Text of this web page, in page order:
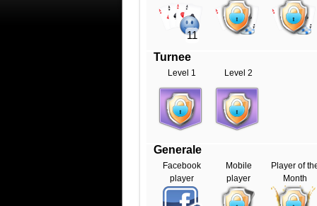
11
Turnee
Level 1 Level 2
Generale
Facebook
player
Mobile
player
Player of
Month